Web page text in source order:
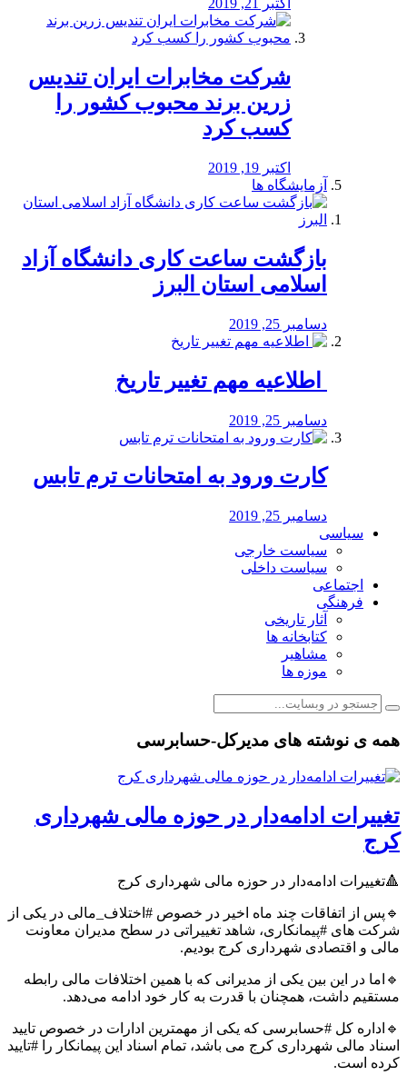
اکتبر 21, 2019
شرکت مخابرات ایران تندیس
زرین برند محبوب کشور را
کسب کرد
اکتبر 19, 2019
آزمایشگاه ها
بازگشت ساعت کاری دانشگاه آزاد
اسلامی استان البرز
دسامبر 25, 2019
️ اطلاعیه مهم تغییر تاریخ
دسامبر 25, 2019
کارت ورود به امتحانات ترم تابس
دسامبر 25, 2019
سیاسی
سیاست خارجی
سیاست داخلی
اجتماعی
فرهنگی
آثار تاریخی
کتابخانه ها
مشاهیر
موزه ها
همه ی نوشته های مدیرکل-حسابرسی
تغییرات ادامه‌دار در حوزه مالی شهرداری
کرج
🔺تغییرات ادامه‌دار در حوزه مالی شهرداری کرج
🔹پس از اتفاقات چند ماه اخیر در خصوص #اختلاف_مالی در یکی از
شرکت های #پيمانکاری، شاهد تغییراتی در سطح مدیران معاونت
مالی و اقتصادی شهرداری کرج بودیم.
🔹اما در این بین یکی از مدیرانی که با همین اختلافات مالی رابطه
مستقیم داشت، همچنان با قدرت به کار خود ادامه می‌دهد.
🔹اداره کل #حسابرسی که یکی از مهمترین ادارات در خصوص تایید
اسناد مالی شهرداری کرج می باشد، تمام اسناد این پیمانکار را #تایید
کرده است.